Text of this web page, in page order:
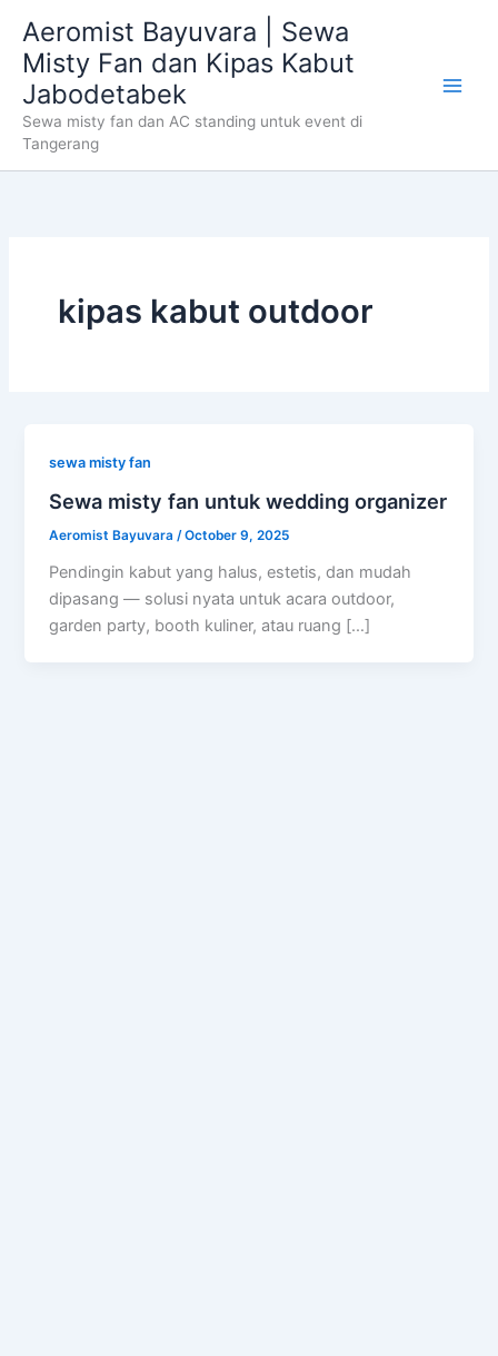
content
Aeromist Bayuvara | Sewa
Misty Fan dan Kipas Kabut
Jabodetabek
Sewa misty fan dan AC standing untuk event di
Tangerang
kipas kabut outdoor
sewa misty fan
Sewa misty fan untuk wedding organizer
Aeromist Bayuvara /October 9, 2025
Pendingin kabut yang halus, estetis, dan mudah
dipasang — solusi nyata untuk acara outdoor,
garden party, booth kuliner, atau ruang […]